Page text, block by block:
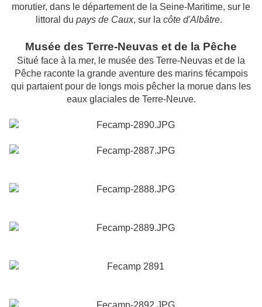
morutier, dans le département de la Seine-Maritime, sur le
littoral du pays de Caux, sur la côte d'Albâtre.
Musée des Terre-Neuvas et de la Pêche
Situé face à la mer, le musée des Terre-Neuvas et de la
Pêche raconte la grande aventure desmarins fécampois
qui partaient pour de longs mois pêcher la morue dans les
eaux glaciales de Terre-Neuve.